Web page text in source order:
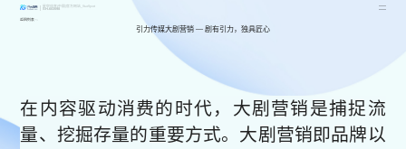
星空体育(中国)官方网站_StarSport
SH.603598
返回列表
引力传媒大剧营销 — 剧有引力，独具匠心
在内容驱动消费的时代，大剧营销是捕捉流
量、挖掘存量的重要方式。大剧营销即品牌以